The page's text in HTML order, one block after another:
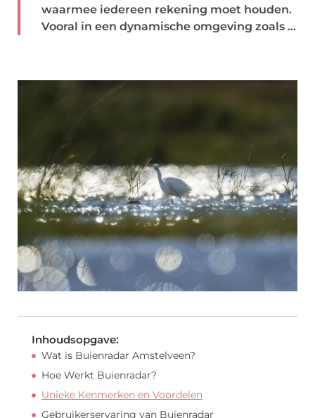
waarmee iedereen rekening moet houden.
Vooral in een dynamische omgeving zoals ...
Inhoudsopgave:
Wat is Buienradar Amstelveen?
Hoe Werkt Buienradar?
Unieke Kenmerken en Voordelen
Gebruikerservaring van Buienradar